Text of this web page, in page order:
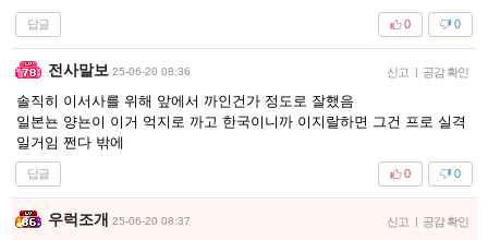
답글 0
0
전사말보 25-06-20 08:36 신고 | 공감 확인
솔직히 이서사를 위해 앞에서 까인건가 정도로 잘했음
일본뇬 양뇬이 이거 억지로 까고 한국이니까 이지랄하면 그건 프로 실격
일거임 쩐다 밖에
답글 0
0
우럭조개 25-06-20 08:37 신고 | 공감 확인